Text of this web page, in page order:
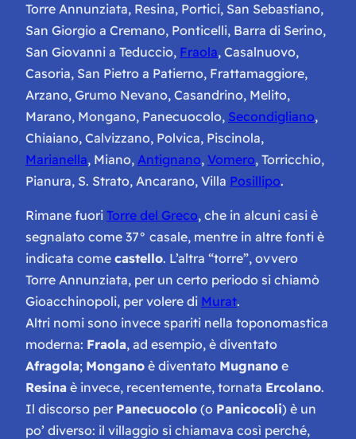
Torre Annunziata, Resina, Portici, San Sebastiano,
San Giorgio a Cremano, Ponticelli, Barra di Serino,
San Giovanni a Teduccio, Fraola, Casalnuovo,
Casoria, San Pietro a Patierno, Frattamaggiore,
Arzano, Grumo Nevano, Casandrino, Melito,
Marano, Mongano, Panecuocolo, Secondigliano,
Chiaiano, Calvizzano, Polvica, Piscinola,
Marianella, Miano, Antignano, Vomero, Torricchio,
Pianura, S. Strato, Ancarano, Villa Posillipo.
Rimane fuori Torre del Greco, che in alcuni casi è
segnalato come 37° casale, mentre in altre fonti è
indicata come castello. L’altra “torre”, ovvero
Torre Annunziata, per un certo periodo si chiamò
Gioacchinopoli, per volere di Murat.
Altri nomi sono invece spariti nella toponomastica
moderna: Fraola, ad esempio, è diventato
Afragola; Mongano è diventato Mugnano e
Resina è invece, recentemente, tornata Ercolano.
Il discorso per Panecuocolo (o Panicocoli) è un
po’ diverso: il villaggio si chiamava così perché,